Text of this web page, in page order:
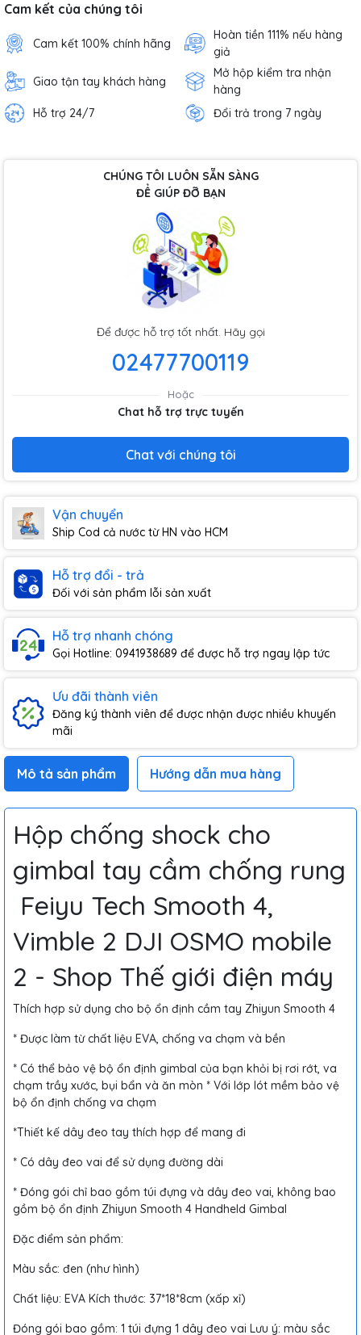
Cam kết của chúng tôi
Cam kết 100% chính hãng
Hoàn tiền 111% nếu hàng
giả
Giao tận tay khách hàng
Mở hộp kiểm tra nhận
hàng
Hỗ trợ 24/7
Đổi trả trong 7 ngày
CHÚNG TÔI LUÔN SẴN SÀNG
ĐỂ GIÚP ĐỠ BẠN
Để được hỗ trợ tốt nhất. Hãy gọi
02477700119
Hoặc
Chat hỗ trợ trực tuyến
Chat với chúng tôi
Vận chuyển
Ship Cod cả nước từ HN vào HCM
Hỗ trợ đổi - trả
Đối với sản phẩm lỗi sản xuất
Hỗ trợ nhanh chóng
Gọi Hotline: 0941938689 để được hỗ trợ ngay lập tức
Ưu đãi thành viên
Đăng ký thành viên để được nhận được nhiều khuyến
mãi
Mô tả sản phẩm Hướng dẫn mua hàng
Hộp chống shock cho
gimbal tay cầm chống rung
Feiyu Tech Smooth 4,
Vimble 2 DJI OSMO mobile
2 - Shop Thế giới điện máy
Thích hợp sử dụng cho bộ ổn định cầm tay Zhiyun Smooth 4
* Được làm từ chất liệu EVA, chống va chạm và bền
* Có thể bảo vệ bộ ổn định gimbal của bạn khỏi bị rơi rớt, va
chạm trầy xước, bụi bẩn và ăn mòn * Với lớp lót mềm bảo vệ
bộ ổn định chống va chạm
*Thiết kế dây đeo tay thích hợp để mang đi
* Có dây đeo vai để sử dụng đường dài
* Đóng gói chỉ bao gồm túi đựng và dây đeo vai, không bao
gồm bộ ổn định Zhiyun Smooth 4 Handheld Gimbal
Đặc điểm sản phẩm:
Màu sắc: đen (như hình)
Chất liệu: EVA Kích thước: 37*18*8cm (xấp xỉ)
Đóng gói bao gồm: 1 túi đựng 1 dây đeo vai Lưu ý: màu sắc